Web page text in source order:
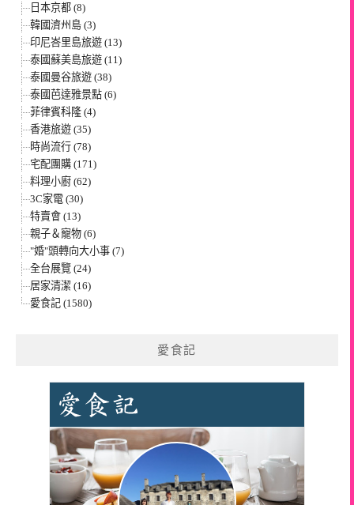
日本京都 (8)
韓國濟州島 (3)
印尼峇里島旅遊 (13)
泰國蘇美島旅遊 (11)
泰國曼谷旅遊 (38)
泰國芭達雅景點 (6)
菲律賓科隆 (4)
香港旅遊 (35)
時尚流行 (78)
宅配團購 (171)
料理小廚 (62)
3C家電 (30)
特賣會 (13)
親子＆寵物 (6)
"婚"頭轉向大小事 (7)
全台展覽 (24)
居家清潔 (16)
愛食記 (1580)
愛食記